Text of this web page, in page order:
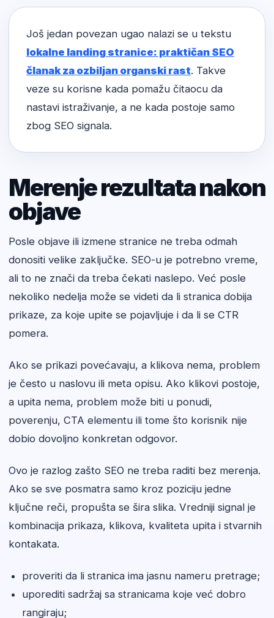
Još jedan povezan ugao nalazi se u tekstu
lokalne landing stranice: praktičan SEO
članak za ozbiljan organski rast. Takve
veze su korisne kada pomažu čitaocu da
nastavi istraživanje, a ne kada postoje samo
zbog SEO signala.
Merenje rezultata nakon
objave
Posle objave ili izmene stranice ne treba odmah
donositi velike zaključke. SEO-u je potrebno vreme,
ali to ne znači da treba čekati naslepo. Već posle
nekoliko nedelja može se videti da li stranica dobija
prikaze, za koje upite se pojavljuje i da li se CTR
pomera.
Ako se prikazi povećavaju, a klikova nema, problem
je često u naslovu ili meta opisu. Ako klikovi postoje,
a upita nema, problem može biti u ponudi,
poverenju, CTA elementu ili tome što korisnik nije
dobio dovoljno konkretan odgovor.
Ovo je razlog zašto SEO ne treba raditi bez merenja.
Ako se sve posmatra samo kroz poziciju jedne
ključne reči, propušta se šira slika. Vredniji signal je
kombinacija prikaza, klikova, kvaliteta upita i stvarnih
kontakata.
proveriti da li stranica ima jasnu nameru pretrage;
uporediti sadržaj sa stranicama koje već dobro
rangiraju;